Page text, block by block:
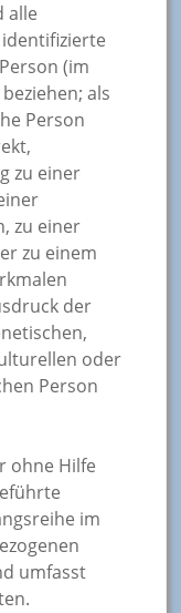
alle
(im
als
Person
zu einer
zu einer
zu einem
der
oder
Person
ohne Hilfe
im
umfasst